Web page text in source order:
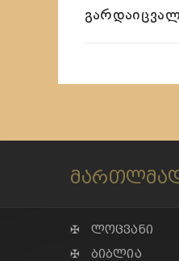
✠ ლოცვანი
✠ ბიბლია